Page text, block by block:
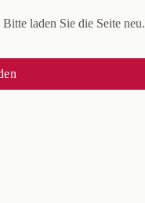
laden Sie die Seite neu.